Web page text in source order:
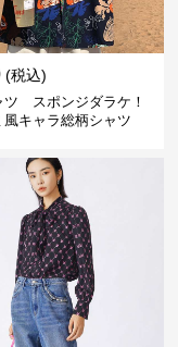
(税込)
ツ スポンジダラケ！
風キャラ総柄シャツ